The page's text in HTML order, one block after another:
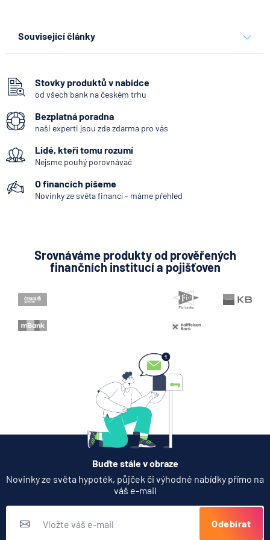
Související články
7.8.2026
6.8.2026 Daně
Když rozhoduje stres: nové
triky bankovních
podvodníků
Zobrazit všechny články
Stovky produktů v nabídce
od všech bank na českém trhu
Bezplatná poradna
naši experti jsou zde zdarma pro vás
Lidé, kteří tomu rozumí
Nejsme pouhý porovnávač
O financích píšeme
Novinky ze světa financí - máme přehled
Srovnáváme produkty od prověřených
finančních institucí a pojišťoven
Buďte stále v obraze
Novinky ze světa hypoték, půjček či výhodné nabídky přímo na
váš e-mail
Odebírat